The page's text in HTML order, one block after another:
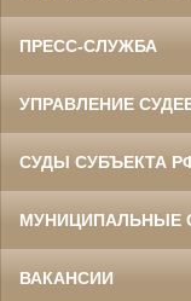
ПРЕСС-СЛУЖБА
УПРАВЛЕНИЕ
СУДЫ СУБЪЕКТА
МУНИЦИПАЛЬНЫЕ
ВАКАНСИИ